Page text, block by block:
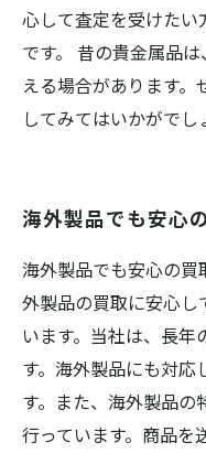
心して査定を受けたい
です。 昔の貴金属品
える場合があります
してみてはいかがでし
海外製品でも安心
海外製品でも安心の
外製品の買取に安心し
います。当社は、長
す。海外製品にも対応
す。また、海外製品の
行っています。商品を